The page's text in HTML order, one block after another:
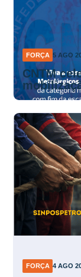
FORÇA 5 AGO
CNTM
FORÇA 4 AGO